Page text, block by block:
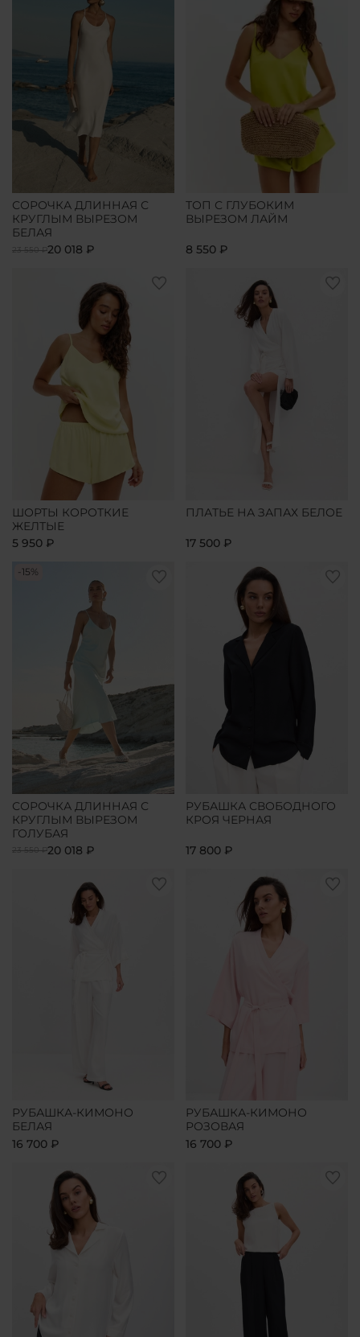
СОРОЧКА ДЛИННАЯ С
КРУГЛЫМ ВЫРЕЗОМ
БЕЛАЯ
23 550 ₽20 018 ₽
ТОП С ГЛУБОКИМ
ВЫРЕЗОМ ЛАЙМ
8 550 ₽
ШОРТЫ КОРОТКИЕ
ЖЕЛТЫЕ
5 950 ₽
ПЛАТЬЕ НА ЗАПАХ БЕЛОЕ
17 500 ₽
-15%
СОРОЧКА ДЛИННАЯ С
КРУГЛЫМ ВЫРЕЗОМ
ГОЛУБАЯ
23 550 ₽20 018 ₽
РУБАШКА СВОБОДНОГО
КРОЯ ЧЕРНАЯ
17 800 ₽
РУБАШКА-КИМОНО
БЕЛАЯ
16 700 ₽
РУБАШКА-КИМОНО
РОЗОВАЯ
16 700 ₽